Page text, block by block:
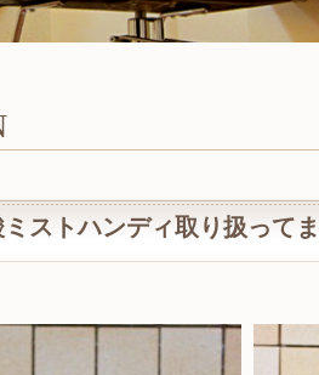
ストハンディ取り扱って